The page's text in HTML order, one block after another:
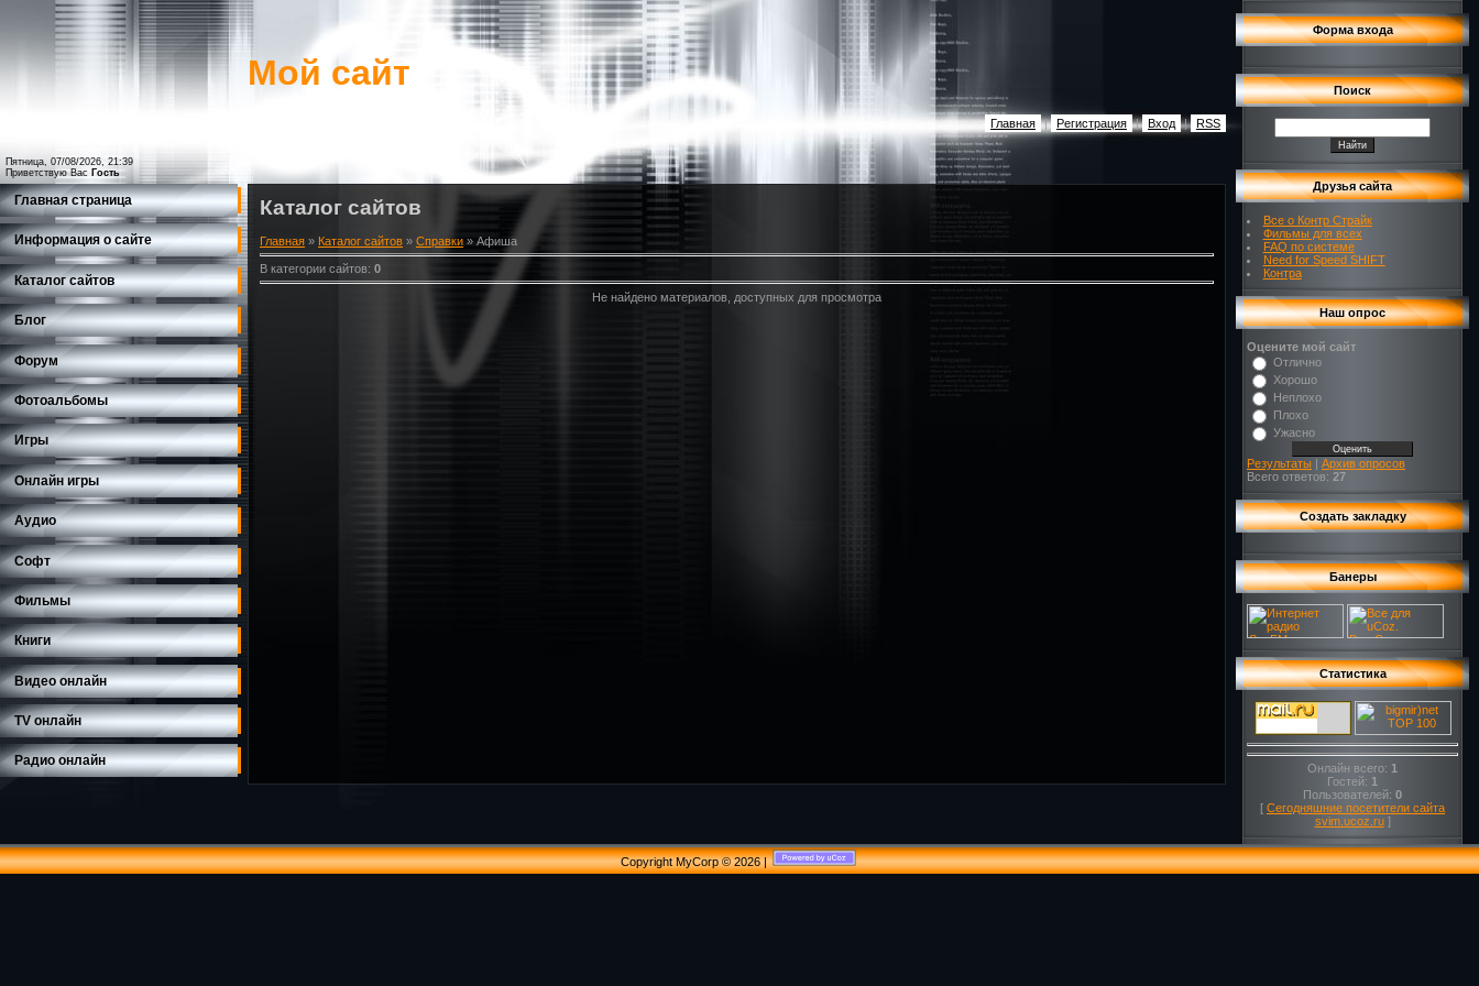
Пятница, 07/08/2026, 21:39
Приветствую Вас Гость
Мой сайт
Главная | Регистрация | Вход | RSS
Главная страница
Информация о сайте
Каталог сайтов
Блог
Форум
Фотоальбомы
Игры
Онлайн игры
Аудио
Софт
Фильмы
Книги
Видео онлайн
TV онлайн
Радио онлайн
Каталог сайтов
Главная » Каталог сайтов » Справки » Афиша
В категории сайтов: 0
Не найдено материалов, доступных для просмотра
Форма входа
Поиск
Друзья сайта
Все о Контр Страйк
Фильмы для всех
FAQ по системе
Need for Speed SHIFT
Контра
Наш опрос
Оцените мой сайт
Отлично
Хорошо
Неплохо
Плохо
Ужасно
Результаты | Архив опросов
Всего ответов: 27
Создать закладку
Банеры
Статистика
Онлайн всего: 1
Гостей: 1
Пользователей: 0
[ Сегодняшние посетители сайта
svim.ucoz.ru]
Copyright MyCorp © 2026|